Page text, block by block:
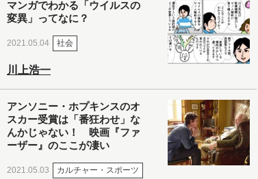
マンガでわかる「ウイルスの
変異」ってなに？
2021.05.04 社会
川上浩一
アンソニー・ホプキンスのオ
スカー受賞は「番狂わせ」な
んかじゃない！ 映画『ファ
ーザー』のここが凄い
2021.05.03 カルチャー・スポーツ